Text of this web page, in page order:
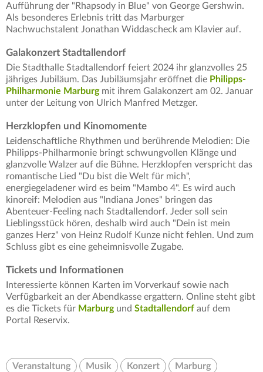
Aufführung der "Rhapsody in Blue" von George Gershwin.
Als besonderes Erlebnis tritt das Marburger
Nachwuchstalent Jonathan Widdascheck am Klavier auf.
Galakonzert Stadtallendorf
Die Stadthalle Stadtallendorf feiert 2024 ihr glanzvolles 25
jähriges Jubiläum. Das Jubiläumsjahr eröffnet die Philipps-
Philharmonie Marburgmit ihrem Galakonzert am 02. Januar
unter der Leitung von Ulrich Manfred Metzger.
Herzklopfen und Kinomomente
Leidenschaftliche Rhythmen und berührende Melodien: Die
Philipps-Philharmonie bringt schwungvollen Klänge und
glanzvolle Walzer auf die Bühne. Herzklopfen verspricht das
romantische Lied "Du bist die Welt für mich",
energiegeladener wird es beim "Mambo 4". Es wird auch
kinoreif: Melodien aus "Indiana Jones" bringen das
Abenteuer-Feeling nach Stadtallendorf. Jeder soll sein
Lieblingsstück hören, deshalb wird auch "Dein ist mein
ganzes Herz" von Heinz Rudolf Kunze nicht fehlen. Und zum
Schluss gibt es eine geheimnisvolle Zugabe.
Tickets und Informationen
Interessierte können Karten im Vorverkauf sowie nach
Verfügbarkeit an der Abendkasse ergattern. Online steht gibt
es die Tickets für Marburgund Stadtallendorf auf dem
Portal Reservix.
Veranstaltung Musik Konzert Marburg